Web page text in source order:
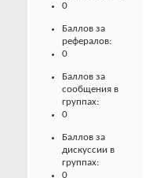
0
Баллов за
рефералов:
0
Баллов за
сообщения в
группах:
0
Баллов за
дискуссии в
группах:
0